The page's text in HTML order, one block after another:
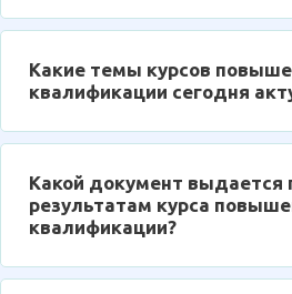
Какие темы курсов
квалификации сегодня
Какой документ выдается
результатам курса
квалификации?